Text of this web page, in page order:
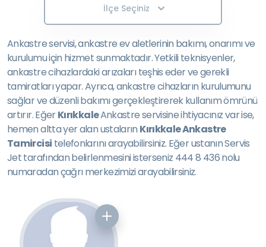
İlçe Seçiniz
Ankastre servisi, ankastre ev aletlerinin bakımı, onarımı ve
kurulumu için hizmet sunmaktadır. Yetkili teknisyenler,
ankastre cihazlardaki arızaları teşhis eder ve gerekli
tamiratları yapar. Ayrıca, ankastre cihazların kurulumunu
sağlar ve düzenli bakımı gerçekleştirerek kullanım ömrünü
artırır. EğerKırıkkaleAnkastre servisine ihtiyacınız var ise,
hemen altta yer alan ustaların Kırıkkale Ankastre
Tamircisi telefonlarını arayabilirsiniz. Eğer ustanın Servis
Jet tarafından belirlenmesini isterseniz 444 8 436 nolu
numaradan çağrı merkezimizi arayabilirsiniz.